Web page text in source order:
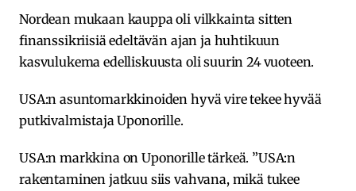
Nordean mukaan kauppa oli vilkkainta sitten
finanssikriisiä edeltävän ajan ja huhtikuun
kasvulukema edelliskuusta oli suurin 24 vuoteen.
USA:n asuntomarkkinoiden hyvä vire tekee hyvää
putkivalmistaja Uponorille.
USA:n markkina on Uponorille tärkeä. ”USA:n
rakentaminen jatkuu siis vahvana, mikä tukee